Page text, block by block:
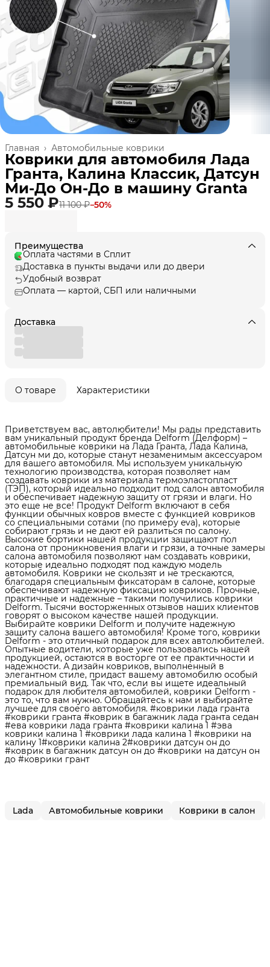
Автомобильные коврики
Главная ›
Коврики для автомобиля Лада
Гранта, Калина Классик, Датсун
Ми-До Он-До в машину Granta
5 550 ₽11 100 ₽−50%
Преимущества
Оплата частями в Сплит
Доставка в пункты выдачи или до двери
Удобный возврат
Оплата — картой, СБП или наличными
Доставка
О товаре Характеристики
Приветствуем вас, автолюбители! Мы рады представить
вам уникальный продукт бренда Delform (Делформ) –
автомобильные коврики на Лада Гранта, Лада Калина,
Датсун ми до, которые станут незаменимым аксессуаром
для вашего автомобиля. Мы используем уникальную
технологию производства, которая позволяет нам
создавать коврики из материала термоэластопласт
(ТЭП), который идеально подходит под салон автомобиля
и обеспечивает надежную защиту от грязи и влаги. Но
это еще не все! Продукт Delform включают в себя
функции обычных ковров вместе с функцией ковриков
со специальными сотами (по примеру eva), которые
собирают грязь и не дают ей разлиться по салону.
Высокие бортики нашей продукции защищают пол
салона от проникновения влаги и грязи, а точные замеры
салона автомобиля позволяют нам создавать коврики,
которые идеально подходят под каждую модель
автомобиля. Коврики не скользят и не трескаются,
благодаря специальным фиксаторам в салоне, которые
обеспечивают надежную фиксацию ковриков. Прочные,
практичные и надежные – такими получились коврики
Delform. Тысячи восторженных отзывов наших клиентов
говорят о высоком качестве нашей продукции.
Выбирайте коврики Delform и получите надежную
защиту салона вашего автомобиля! Кроме того, коврики
Delform - это отличный подарок для всех автолюбителей.
Опытные водители, которые уже пользовались нашей
продукцией, остаются в восторге от ее практичности и
надежности. А дизайн ковриков, выполненный в
элегантном стиле, придаст вашему автомобилю особый
премиальный вид. Так что, если вы ищете идеальный
подарок для любителя автомобилей, коврики Delform -
это то, что вам нужно. Обращайтесь к нам и выбирайте
лучшее для своего автомобиля. #коврики лада гранта
#коврики гранта #коврик в багажник лада гранта седан
#ева коврики лада гранта #коврики калина 1 #эва
коврики калина 1 #коврики лада калина 1 #коврики на
калину 1#коврики калина 2#коврики датсун он до
#коврик в багажник датсун он до #коврики на датсун он
до #коврики грант
Lada Автомобильные коврики Коврики в салон